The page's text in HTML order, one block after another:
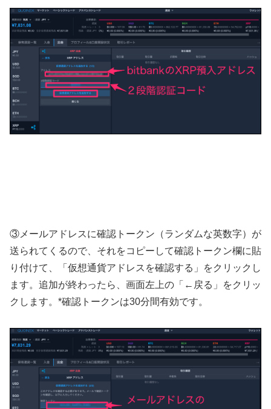
③メールアドレスに確認トークン（ランダムな英数字）が
送られてくるので、それをコピーして確認トークン欄に貼
り付けて、「仮想通貨アドレスを確認する」をクリックし
ます。追加が終わったら、画面左上の「←戻る」をクリッ
クします。*確認トークンは30分間有効です。